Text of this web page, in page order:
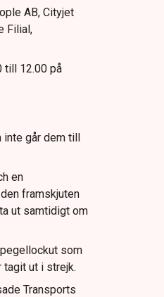
AB, Cityjet
Filial,
till 12.00 på
inte går dem till
en
framskjuten
ut samtidigt om
som
tagit ut i strejk.
Transports